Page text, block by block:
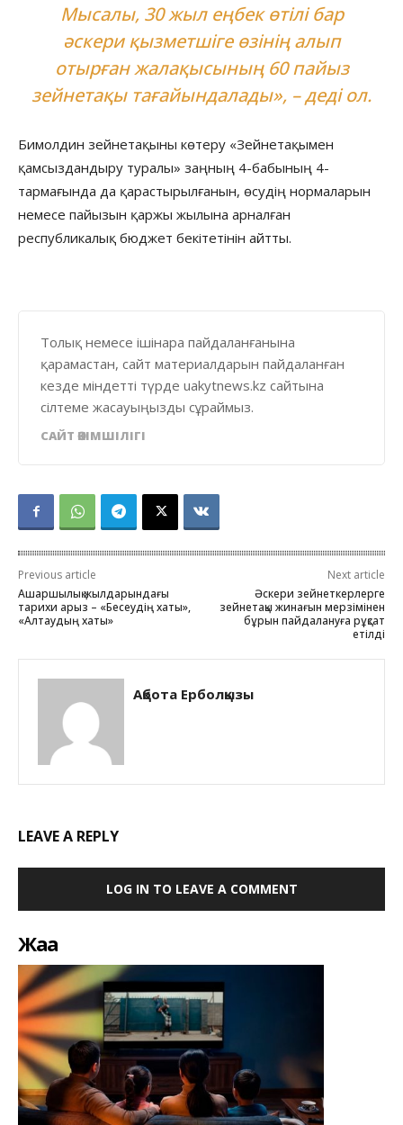
Мысалы, 30 жыл еңбек өтілі бар
әскери қызметшіге өзінің алып
отырған жалақысының 60 пайыз
зейнетақы тағайындалады», – деді ол.
Бимолдин зейнетақыны көтеру «Зейнетақымен
қамсыздандыру туралы» заңның 4-бабының 4-
тармағында да қарастырылғанын, өсудің нормаларын
немесе пайызын қаржы жылына арналған
республикалық бюджет бекітетінін айтты.
Толық немесе ішінара пайдаланғанына
қарамастан, сайт материалдарын пайдаланған
кезде міндетті түрде uakytnews.kz сайтына
сілтеме жасауыңызды сұраймыз.
САЙТ ӘКІМШІЛІГІ
Previous article
Ашаршылық жылдарындағы
тарихи арыз – «Бесеудің хаты»,
«Алтаудың хаты»
Next article
Әскери зейнеткерлерге
зейнетақы жинағын мерзімінен
бұрын пайдалануға рұқсат
етілді
Ақбота Ерболқызы
LEAVE A REPLY
LOG IN TO LEAVE A COMMENT
Жаңа